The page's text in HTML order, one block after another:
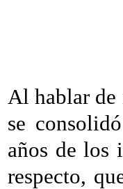
Al hablar de
se
años de los
respecto,